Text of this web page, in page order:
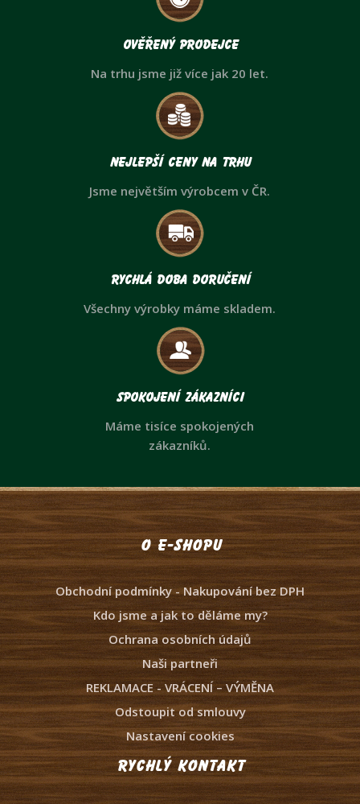
Ověřený prodejce
Na trhu jsme již více jak 20 let.
Nejlepší ceny na trhu
Jsme největším výrobcem v ČR.
Rychlá doba doručení
Všechny výrobky máme skladem.
Spokojení zákazníci
Máme tisíce spokojených
zákazníků.
O e-shopu
Obchodní podmínky - Nakupování bez DPH
Kdo jsme a jak to děláme my?
Ochrana osobních údajů
Naši partneři
REKLAMACE - VRÁCENÍ – VÝMĚNA
Odstoupit od smlouvy
Nastavení cookies
Rychlý kontakt